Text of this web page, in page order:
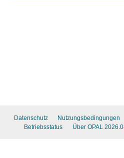
Datenschutz Nutzungsbedingungen
Betriebsstatus
Über OPAL